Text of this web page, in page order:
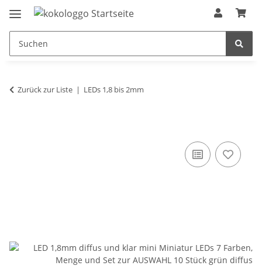
Zurück zur Liste LEDs 1,8 bis 2mm